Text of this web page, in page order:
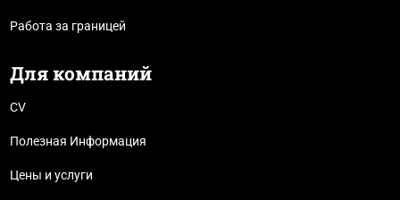
Работа за границей
Для компаний
CV
Полезная Информация
Цены и услуги